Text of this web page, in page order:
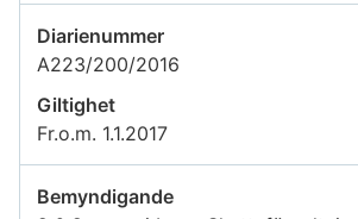
Diarienummer
A223/200/2016
Giltighet
Fr.o.m. 1.1.2017
Bemyndigande